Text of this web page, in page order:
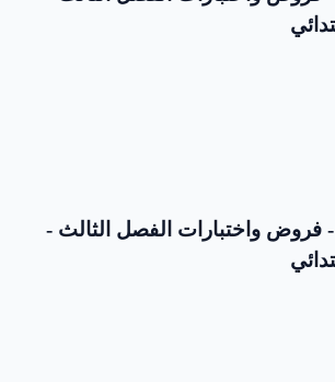
الموضوع رقم 60 - فروض واختبارات الفصل الثالث -